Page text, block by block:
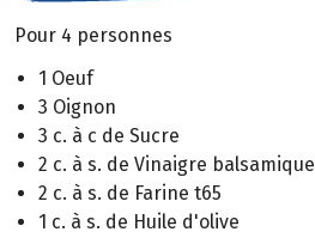
Pour 4 personnes
1 Oeuf
3 Oignon
3 c. à c de Sucre
2 c. à s. de Vinaigre balsamique
2 c. à s. de Farine t65
1 c. à s. de Huile d'olive